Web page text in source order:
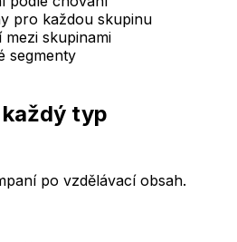
pro každou skupinu
skupinami
segmenty
typ
po vzdělávací obsah.